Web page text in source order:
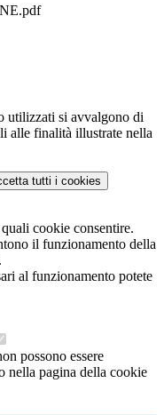
utilizzati si avvalgono di
alle finalità illustrate nella
tutti i cookies
cookie consentire.
il funzionamento della
al funzionamento potete
possono essere
nella pagina della cookie